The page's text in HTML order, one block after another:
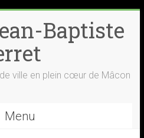
Baptiste
ville en plein cœur de Mâcon
Menu